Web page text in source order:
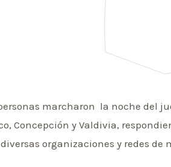
marcharon la noche del
Concepción y Valdivia,
organizaciones y redes de